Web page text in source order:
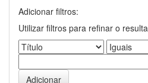
Adicionar filtros:
Utilizar filtros para refinar o